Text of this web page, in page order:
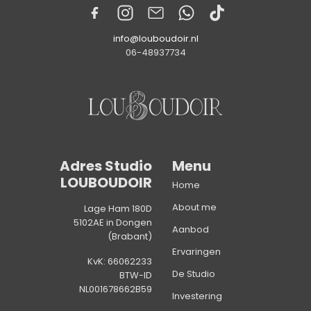
Menu
Home
About me
Aanbod
Ervaringen
De Studio
Investering
Adres Studio
LOUBOUDOIR
Lage Ham 180D
5102AE in Dongen
(Brabant)
KvK: 66062233
BTW-ID
NL001678662B59
info@louboudoir.nl
06-48937734